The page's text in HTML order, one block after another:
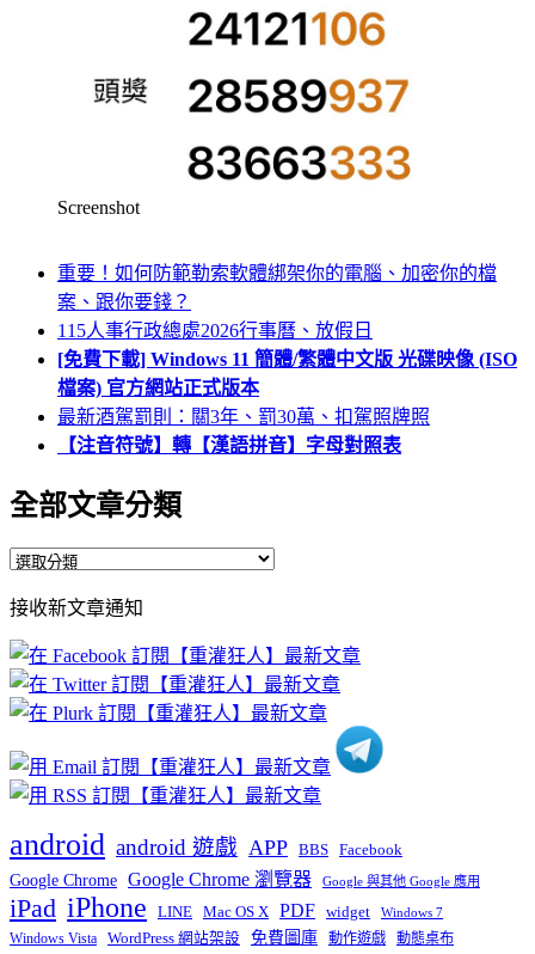
Screenshot
重要！如何防範勒索軟體綁架你的電腦、加密你的檔
案、跟你要錢？
115人事行政總處2026行事曆、放假日
[免費下載] Windows 11 簡體/繁體中文版 光碟映像 (ISO
檔案) 官方網站正式版本
最新酒駕罰則：關3年、罰30萬、扣駕照牌照
【注音符號】轉【漢語拼音】字母對照表
全部文章分類
全
文
章
分
類
接收新文章通知
android android 遊戲 APP BBS Facebook
Google Chrome Google Chrome 瀏覽器 Google 與其他 Google 應用
iPad iPhone LINE Mac OS X PDF widget Windows 7
Windows Vista WordPress 網站架設 免費圖庫 動作遊戲 動態桌布